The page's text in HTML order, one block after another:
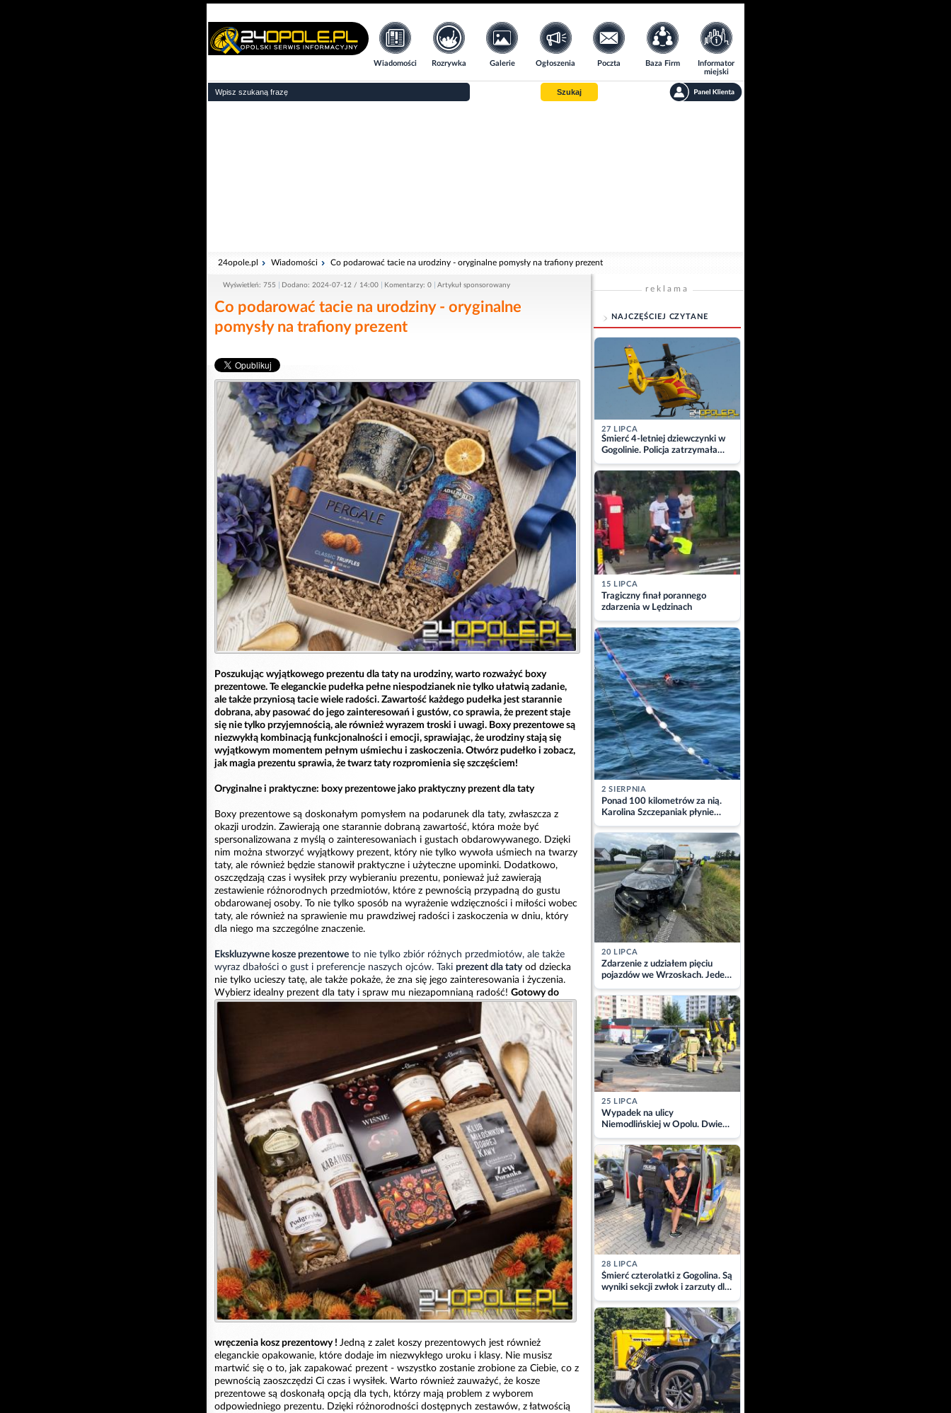
Wiadomości Rozrywka Galerie Ogłoszenia Poczta Baza Firm
Informator
miejski
Szukaj
24opole.pl Wiadomości Co podarować tacie na urodziny - oryginalne pomysły na trafiony prezent
Wyświetleń: 755 Dodano: 2024-07-12 / 14:00 Komentarzy: 0 Artykuł sponsorowany
Co podarować tacie na urodziny - oryginalne
pomysły na trafiony prezent
Poszukując wyjątkowego prezentu dla taty na urodziny, warto rozważyć boxy
prezentowe. Te eleganckie pudełka pełne niespodzianek nie tylko ułatwią zadanie,
ale także przyniosą tacie wiele radości. Zawartość każdego pudełka jest starannie
dobrana, aby pasować do jego zainteresowań i gustów, co sprawia, że prezent staje
się nie tylko przyjemnością, ale również wyrazem troski i uwagi. Boxy prezentowe są
niezwykłą kombinacją funkcjonalności i emocji, sprawiając, że urodziny stają się
wyjątkowym momentem pełnym uśmiechu i zaskoczenia. Otwórz pudełko i zobacz,
jak magia prezentu sprawia, że twarz taty rozpromienia się szczęściem!
Oryginalne i praktyczne: boxy prezentowe jako praktyczny prezent dla taty
Boxy prezentowe są doskonałym pomysłem na podarunek dla taty, zwłaszcza z
okazji urodzin. Zawierają one starannie dobraną zawartość, która może być
spersonalizowana z myślą o zainteresowaniach i gustach obdarowywanego. Dzięki
nim można stworzyć wyjątkowy prezent, który nie tylko wywoła uśmiech na twarzy
taty, ale również będzie stanowił praktyczne i użyteczne upominki. Dodatkowo,
oszczędzają czas i wysiłek przy wybieraniu prezentu, ponieważ już zawierają
zestawienie różnorodnych przedmiotów, które z pewnością przypadną do gustu
obdarowanej osoby. To nie tylko sposób na wyrażenie wdzięczności i miłości wobec
taty, ale również na sprawienie mu prawdziwej radości i zaskoczenia w dniu, który
dla niego ma szczególne znaczenie.
Ekskluzywne kosze prezentowe to nie tylko zbiór różnych przedmiotów, ale także
wyraz dbałości o gust i preferencje naszych ojców. Taki prezent dla tatyod dziecka
nie tylko ucieszy tatę, ale także pokaże, że zna się jego zainteresowania i życzenia.
Wybierz idealny prezent dla taty i spraw mu niezapomnianą radość! Gotowy do
wręczenia kosz prezentowy ! Jedną z zalet koszy prezentowych jest również
eleganckie opakowanie, które dodaje im niezwykłego uroku i klasy. Nie musisz
martwić się o to, jak zapakować prezent - wszystko zostanie zrobione za Ciebie, co z
pewnością zaoszczędzi Ci czas i wysiłek. Warto również zauważyć, że kosze
prezentowe są doskonałą opcją dla tych, którzy mają problem z wyborem
odpowiedniego prezentu. Dzięki różnorodności dostępnych zestawów, z łatwością
reklama
NAJCZĘŚCIEJ CZYTANE
27 LIPCA
Śmierć 4-letniej dziewczynki w
Gogolinie. Policja zatrzymała
matkę
15 LIPCA
Tragiczny finał porannego
zdarzenia w Lędzinach
2 SIERPNIA
Ponad 100 kilometrów za nią.
Karolina Szczepaniak płynie
przez Bałtyk dla Piotra.
Aktualizacja
20 LIPCA
Zdarzenie z udziałem pięciu
pojazdów we Wrzoskach. Jeden
z kierowców zabrany w
kajdankach
25 LIPCA
Wypadek na ulicy
Niemodlińskiej w Opolu. Dwie
osoby w szpitalu
28 LIPCA
Śmierć czterolatki z Gogolina. Są
wyniki sekcji zwłok i zarzuty dla
matki